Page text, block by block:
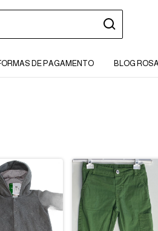
DE PAGAMENTO BLOG